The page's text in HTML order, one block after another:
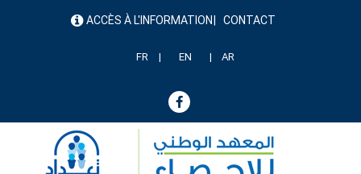
menu ACCÈS À L'INFORMATION CONTACT
FR EN AR